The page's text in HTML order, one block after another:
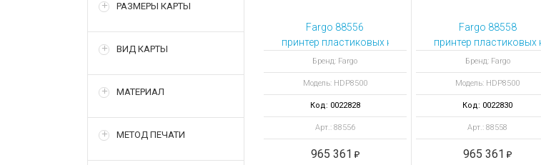
РАЗМЕРЫ КАРТЫ
ВИД КАРТЫ
МАТЕРИАЛ
МЕТОД ПЕЧАТИ
Fargo 88556
принтер пластиковых карт HDP8500 с выпрямителем
Бренд: Fargo
Модель: HDP8500
Код: 0022828
Арт.: 88556
965 361
Fargo 88558
принтер пластиковых
Бренд: Fargo
Модель: HDP8500
Код: 0022830
Арт.: 88558
965 361